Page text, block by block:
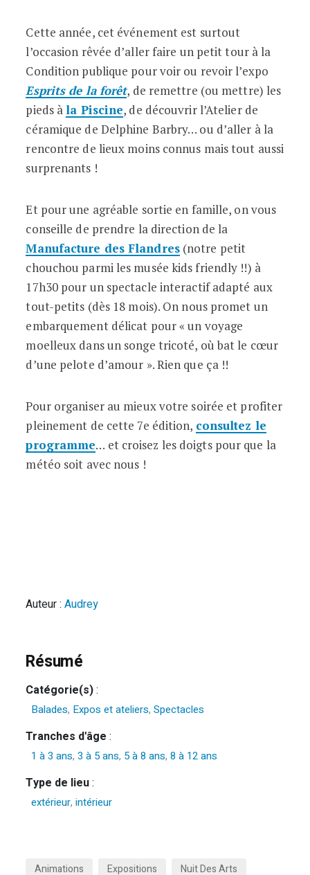
Cette année, cet événement est surtout
l’occasion rêvée d’aller faire un petit tour à la
Condition publique pour voir ou revoir l’expo
Esprits de la forêt, de remettre (ou mettre) les
pieds àla Piscine, de découvrir l’Atelier de
céramique de Delphine Barbry… ou d’aller à la
rencontre de lieux moins connus mais tout aussi
surprenants !
Et pour une agréable sortie en famille, on vous
conseille de prendre la direction de la
Manufacture des Flandres(notre petit
chouchou parmi les musée kids friendly !!) à
17h30 pour un spectacle interactif adapté aux
tout-petits (dès 18 mois). On nous promet un
embarquement délicat pour « un voyage
moelleux dans un songe tricoté, où bat le cœur
d’une pelote d’amour ». Rien que ça !!
Pour organiser au mieux votre soirée et profiter
pleinement de cette 7e édition, consultez le
programme… et croisez les doigts pour que la
météo soit avec nous !
Auteur :Audrey
Résumé
Catégorie(s):
Balades, Expos et ateliers,Spectacles
Tranches d'âge :
1 à 3 ans,3 à 5 ans, 5 à 8 ans,8 à 12 ans
Type de lieu:
extérieur,intérieur
Animations Expositions Nuit Des Arts